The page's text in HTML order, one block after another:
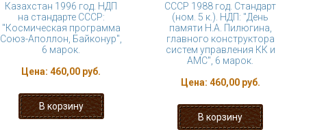
Казахстан 1996 год. НДП
на стандарте СССР:
"Космическая программа
Союз-Аполлон, Байконур",
6 марок.
Цена: 460,00 руб.
СССР 1988 год. Стандарт
(ном. 5 к.). НДП: "День
памяти Н.А. Пилюгина,
главного конструктора
систем управления КК и
АМС", 6 марок.
Цена: 460,00 руб.